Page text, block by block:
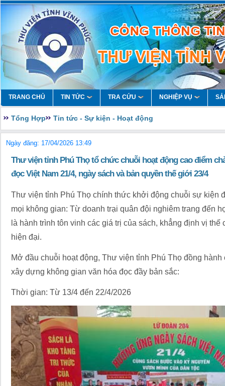
TRANG CHỦ TIN TỨC TRA CỨU NGHIỆP VỤ
Tổng Hợp Tin tức - Sự kiện - Hoạt động
Ngày đăng: 17/04/2026 13:49
Thư viện tỉnh Phú Thọ tổ chức chuỗi hoạt động cao điểm
đọc Việt Nam 21/4, ngày sách và bản quyền thế giới 23/4
Thư viện tỉnh Phú Thọ chính thức khởi động chuỗi sự kiện
mọi không gian: Từ doanh trại quân đội nghiêm trang đến
là hành trình tôn vinh các giá trị của sách, khẳng định vị
hiện đại.
Mở đầu chuỗi hoạt động, Thư viện tỉnh Phú Thọ đồng
xây dựng không gian văn hóa đọc đầy bản sắc:
Thời gian: Từ 13/4 đến 22/4/2026